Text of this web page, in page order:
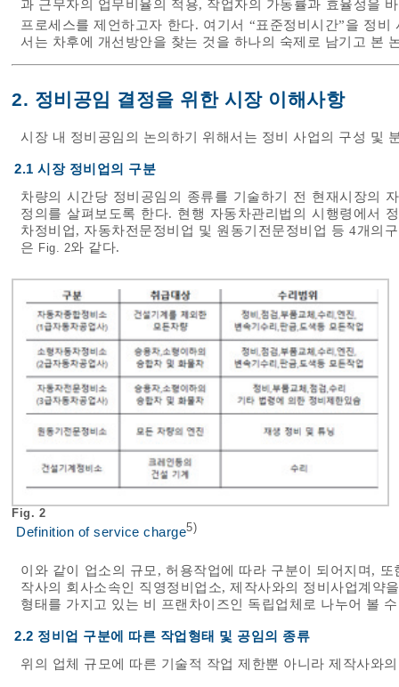
과 근무자의 업무비율의 적용, 작업자의 가동률과 효율성을
프로세스를 제언하고자 한다. 여기서 “표준정비시간”을 정
서는 차후에 개선방안을 찾는 것을 하나의 숙제로 남기고 본
2. 정비공임 결정을 위한 시장 이해사항
시장 내 정비공임의 논의하기 위해서는 정비 사업의 구성 및
2.1 시장 정비업의 구분
차량의 시간당 정비공임의 종류를 기술하기 전 현재시장의
정의를 살펴보도록 한다. 현행 자동차관리법의 시행령에서
차정비업, 자동차전문정비업 및 원동기전문정비업 등 4개의
은 Fig. 2와 같다.
Fig. 2
Definition of service charge5)
이와 같이 업소의 규모, 허용작업에 따라 구분이 되어지며,
작사의 회사소속인 직영정비업소, 제작사와의 정비사업계약
형태를 가지고 있는 비 프랜차이즈인 독립업체로 나누어 볼
2.2 정비업 구분에 따른 작업형태 및 공임의 종류
위의 업체 규모에 따른 기술적 작업 제한뿐 아니라 제작사와